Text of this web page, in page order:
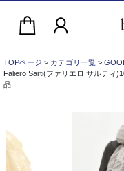
TOPページ > カテゴリ一覧 >
Faliero Sarti(ファリエロ サルティ
品